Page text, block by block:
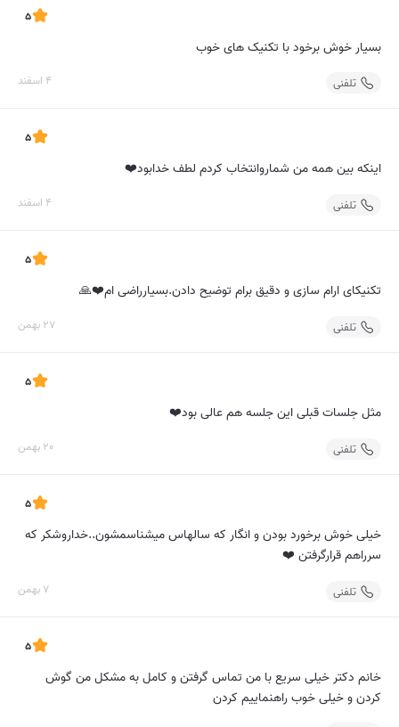
5
بسیار خوش برخود با تکنیک های خوب
تلفنی 4 اسفند
5
اینکه بین همه من شماروانتخاب کردم لطف خدابود❤️
تلفنی 4 اسفند
5
تکنیکای ارام سازی و دقیق برام توضیح دادن.بسیارراضی ام❤️🙏
تلفنی 27 بهمن
5
مثل جلسات قبلی این جلسه هم عالی بود❤️
تلفنی 20 بهمن
5
خیلی خوش برخورد بودن و انگار که سالهاس میشناسمشون..خداروشکر که
سرراهم قرارگرفتن ❤️
تلفنی 7 بهمن
5
خانم دکتر خیلی سریع با من تماس گرفتن و کامل به مشکل من گوش
کردن و خیلی خوب راهنماییم کردن